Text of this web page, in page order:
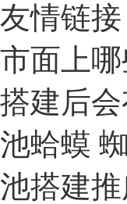
友情链接
市面上
搭建后
池蛤蟆
池搭建